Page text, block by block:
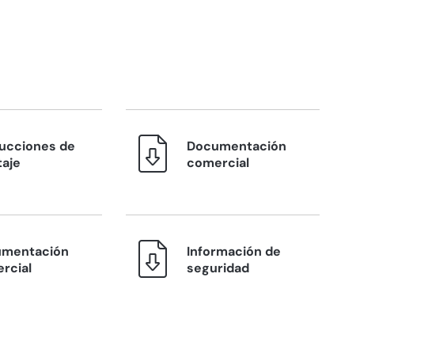
de
Documentación
comercial
Información de
seguridad